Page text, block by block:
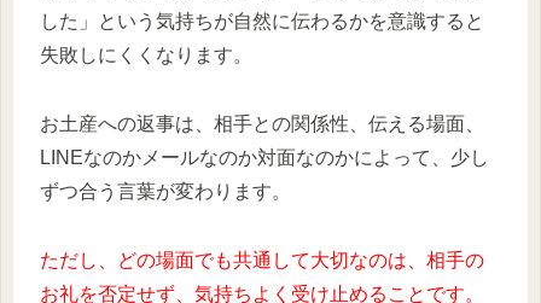
した」という気持ちが自然に伝わるかを意識すると
失敗しにくくなります。
お土産への返事は、相手との関係性、伝える場面、
LINEなのかメールなのか対面なのかによって、少し
ずつ合う言葉が変わります。
ただし、どの場面でも共通して大切なのは、相手の
お礼を否定せず、気持ちよく受け止めることです。